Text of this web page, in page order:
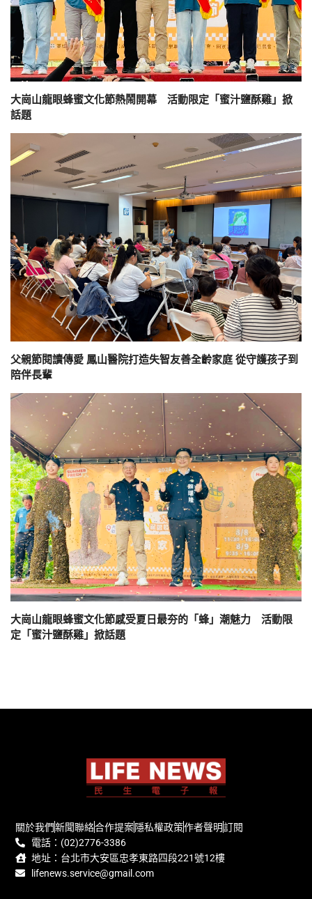
大崗山龍眼蜂蜜文化節熱鬧開幕 活動限定「蜜汁鹽酥雞」掀
話題
父親節閱讀傳愛 鳳山醫院打造失智友善全齡家庭 從守護孩子到
陪伴長輩
大崗山龍眼蜂蜜文化節感受夏日最夯的「蜂」潮魅力 活動限
定「蜜汁鹽酥雞」掀話題
關於我們新聞聯絡合作提案隱私權政策作者聲明訂閱
電話：(02)2776-3386
地址：台北市大安區忠孝東路四段221號12樓
lifenews.service@gmail.com